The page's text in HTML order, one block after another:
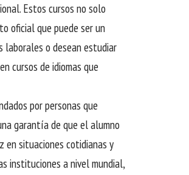
Estos cursos no solo
oficial que puede ser un
laborales o desean estudiar
cursos de idiomas que
por personas que
garantía de que el alumno
en situaciones cotidianas y
instituciones a nivel mundial,